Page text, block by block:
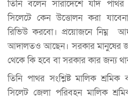
তিনি বলেন সারাদেশে যদি
সিলেটে কেন উত্তোলন করা
রিভিউ করবো। প্রয়োজনে নিম্ন
আদালতও আছেন। সরকার মানুষের
থেকে কি হবে বা সরকার কার জন্য
তিনি পাথর সংশ্লিষ্ট মালিক
সিলেট জেলা পরিবহন মালিক